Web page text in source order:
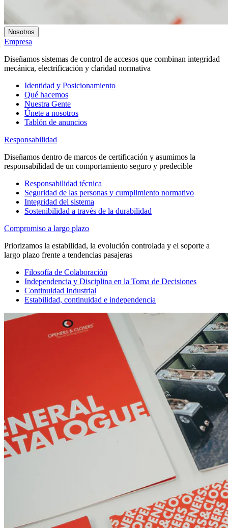
Nosotros
Empresa
Diseñamos sistemas de control de accesos que combinan integridad
mecánica, electrificación y claridad normativa
Identidad y Posicionamiento
Qué hacemos
Nuestra Gente
Únete a nosotros
Tablón de anuncios
Responsabilidad
Diseñamos dentro de marcos de certificación y asumimos la
responsabilidad de un comportamiento seguro y predecible
Responsabilidad técnica
Seguridad de las personas y cumplimiento normativo
Integridad del sistema
Sostenibilidad a través de la durabilidad
Compromiso a largo plazo
Priorizamos la estabilidad, la evolución controlada y el soporte a
largo plazo frente a tendencias pasajeras
Filosofía de Colaboración
Independencia y Disciplina en la Toma de Decisiones
Continuidad Industrial
Estabilidad, continuidad e independencia